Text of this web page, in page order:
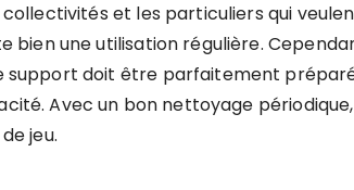
et les particuliers qui
une utilisation régulière.
support doit être parfaitement
Avec un bon nettoyage
jeu.